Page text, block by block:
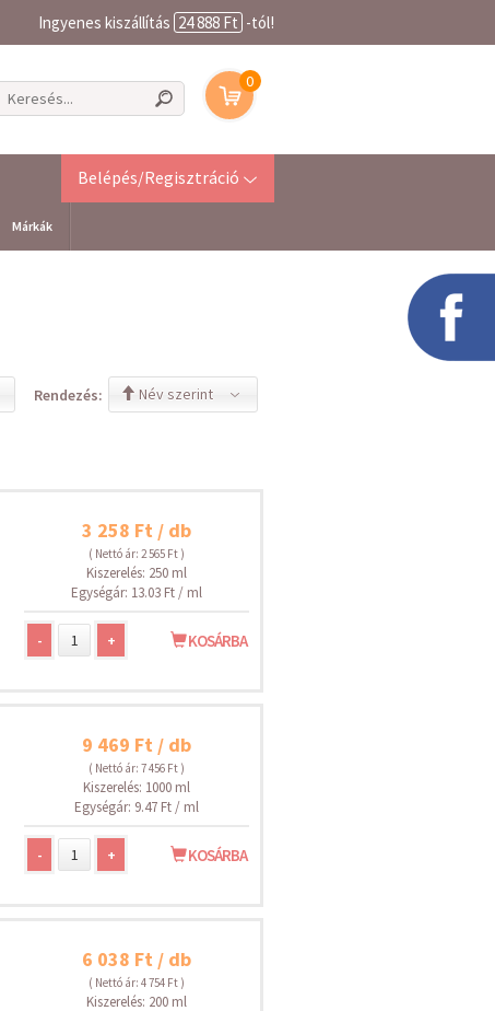
Ingyenes kiszállítás 24 888 Ft -tól!
0
Belépés/Regisztráció
Márkák
Név szerint
Rendezés:
3 258 Ft / db
( Nettó ár: 2 565 Ft )
Kiszerelés: 250 ml
Egységár: 13.03 Ft / ml
- + KOSÁRBA
9 469 Ft / db
( Nettó ár: 7 456 Ft )
Kiszerelés: 1000 ml
Egységár: 9.47 Ft / ml
- + KOSÁRBA
6 038 Ft / db
( Nettó ár: 4 754 Ft )
Kiszerelés: 200 ml